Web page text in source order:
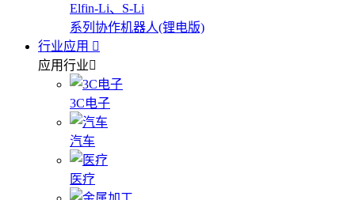
Elfin-Li、S-Li
系列协作机器人(锂电版)
行业应用
应用行业
3C电子
汽车
医疗